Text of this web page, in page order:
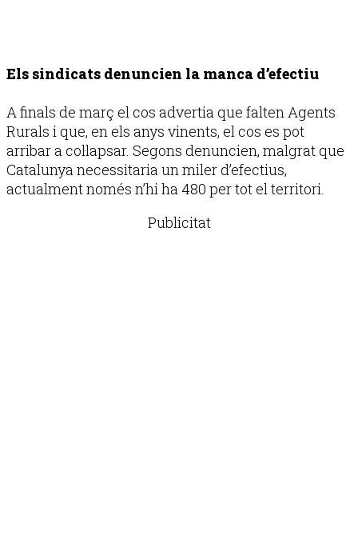
Els sindicats denuncien la manca d’efectiu
A finals de març el cos advertia que falten Agents
Rurals i que, en els anys vinents, el cos es pot
arribar a col·lapsar. Segons denuncien, malgrat que
Catalunya necessitaria un miler d’efectius,
actualment només n’hi ha 480 per tot el territori.
Publicitat